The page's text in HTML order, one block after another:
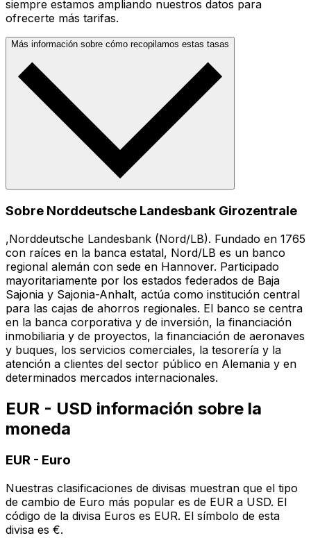
siempre estamos ampliando nuestros datos para
ofrecerte más tarifas.
Más información sobre cómo recopilamos estas tasas
Sobre Norddeutsche Landesbank Girozentrale
,Norddeutsche Landesbank (Nord/LB). Fundado en 1765
con raíces en la banca estatal, Nord/LB es un banco
regional alemán con sede en Hannover. Participado
mayoritariamente por los estados federados de Baja
Sajonia y Sajonia-Anhalt, actúa como institución central
para las cajas de ahorros regionales. El banco se centra
en la banca corporativa y de inversión, la financiación
inmobiliaria y de proyectos, la financiación de aeronaves
y buques, los servicios comerciales, la tesorería y la
atención a clientes del sector público en Alemania y en
determinados mercados internacionales.
EUR - USD información sobre la
moneda
EUR - Euro
Nuestras clasificaciones de divisas muestran que el tipo
de cambio de Euro más popular es de EUR a USD. El
código de la divisa Euros es EUR. El símbolo de esta
divisa es €.